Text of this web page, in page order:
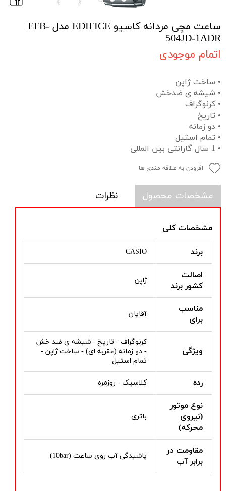
ساعت مچی مردانه کاسیو EDIFICE مدل EFB-
504JD-1ADR
اتمام موجودی
• ساخت ژاپن
• شیشه ی ضدخش
• کرنوگراف
• تاریخ
• دو زمانه
• تمام استیل
• 1 سال گارانتی بین المللی
افزودن به علاقه مندی ها
مشخصات محصول نظرات
مشخصات کلی
برند CASIO
اصالت
کشور برند
ژاپن
مناسب
برای
آقایان
ویژگی
کرنوگراف - تاریخ - شیشه ی ضد خش
- دو زمانه (عقربه ای) - ساخت ژاپن -
تمام استیل
رده کلاسیک - روزمره
نوع موتور
(نیروی
محرکه)
باتری
مقاومت در
برابر آب
پاشیدگی آب روی ساعت (10bar)